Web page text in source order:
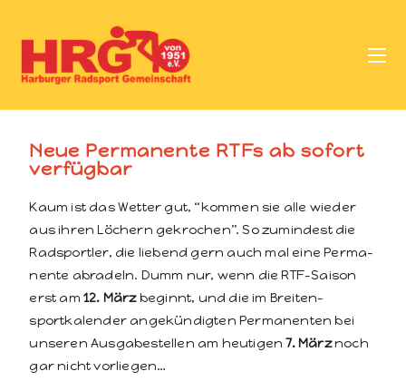
Neue Permanente RTFs ab sofort
verfügbar
Kaum ist das Wet­ter gut, “kom­men sie alle wieder
aus ihren Löch­ern gekrochen”. So zumin­d­est die
Rad­sportler, die liebend gern auch mal eine Per­ma­
nente abradeln. Dumm nur, wenn die RTF-Sai­son
erst am12. Märzbegin­nt, und die im Bre­it­en­
sportkalen­der angekündigten Per­ma­nen­ten bei
unseren Aus­gabestellen am heuti­gen7. Märznoch
gar nicht vorliegen…